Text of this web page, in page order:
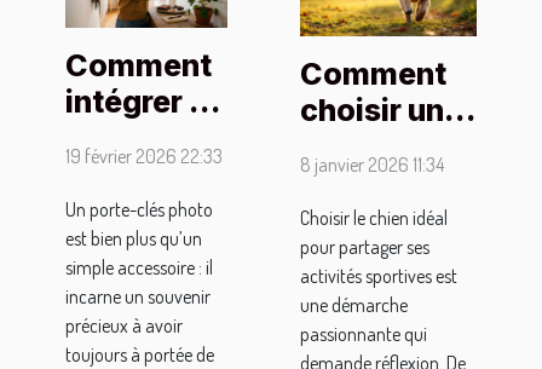
Comment
intégrer un
porte-clés
photo
dans votre
quotidien
?
19 février 2026 22:33
Un porte-clés photo
est bien plus qu’un
simple accessoire : il
incarne un souvenir
précieux à avoir
toujours à portée de
Comment
choisir un
canin pour
vos
activités
sportives ?
8 janvier 2026 11:34
Choisir le chien idéal
pour partager ses
activités sportives est
une démarche
passionnante qui
demande réflexion. De